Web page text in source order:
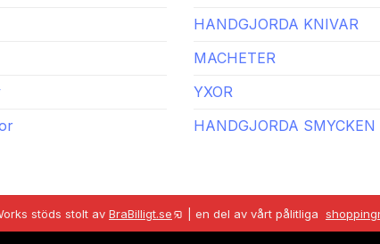
HANDGJORDA KNIVAR
MACHETER
YXOR
HANDGJORDA SMYCKEN
stöds stolt av BraBilligt.se en del av vårt pålitliga